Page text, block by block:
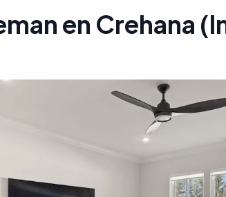
en Crehana